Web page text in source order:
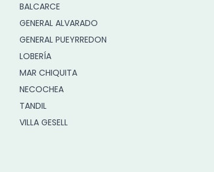
BALCARCE
GENERAL ALVARADO
GENERAL PUEYRREDON
LOBERÍA
MAR CHIQUITA
NECOCHEA
TANDIL
VILLA GESELL